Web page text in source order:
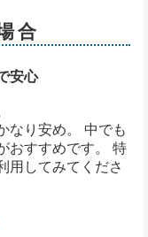
合
安心
なり安め。 中でも
おすすめです。 特
用してみてくださ